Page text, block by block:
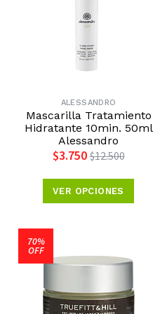
ALESSANDRO
Mascarilla Tratamiento
Hidratante 10min. 50ml
Alessandro
$3.750 $12.500
VER OPCIONES
70%
OFF